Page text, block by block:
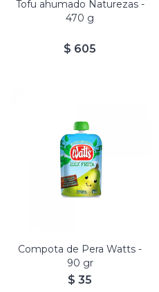
Tofu ahumado Naturezas -
470 g
$ 605
Compota de Pera Watts -
90 gr
$ 35